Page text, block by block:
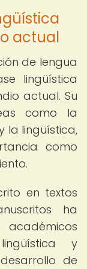
actual
de lengua
lingüística
actual. Su
como la
la lingüística,
como
en textos
ha
y
de